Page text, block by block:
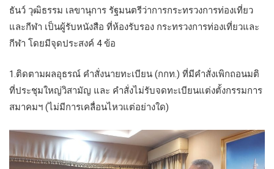
ธันว์ วุฒิธรรม เลขานุการ รัฐมนตรีว่าการกระทรวงการท่องเที่ยว
และกีฬา เป็นผู้รับหนังสือ ที่ห้องรับรอง กระทรวงการท่องเที่ยวและ
กีฬา โดยมีจุดประสงค์ 4 ข้อ
1.ติดตามผลอุธรณ์ คำสั่งนายทะเบียน (กกท.) ที่มีคำสั่งเพิกถอนมติ
ที่ประชุมใหญ่วิสามัญ และ คำสั่งไม่รับจดทะเบียนแต่งตั้งกรรมการ
สมาคมฯ (ไม่มีการเคลื่อนไหวแต่อย่างใด)